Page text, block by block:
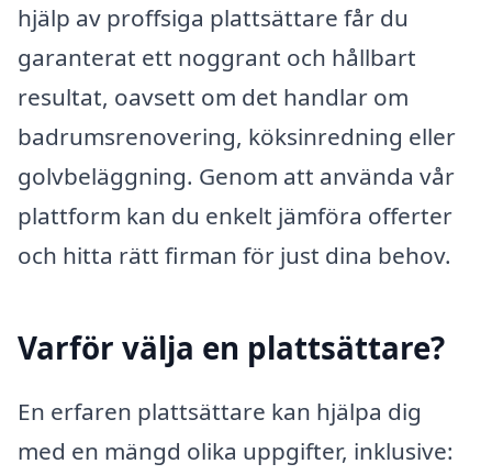
hjälp av proffsiga plattsättare får du
garanterat ett noggrant och hållbart
resultat, oavsett om det handlar om
badrumsrenovering, köksinredning eller
golvbeläggning. Genom att använda vår
plattform kan du enkelt jämföra offerter
och hitta rätt firman för just dina behov.
Varför välja en plattsättare?
En erfaren plattsättare kan hjälpa dig
med en mängd olika uppgifter, inklusive: